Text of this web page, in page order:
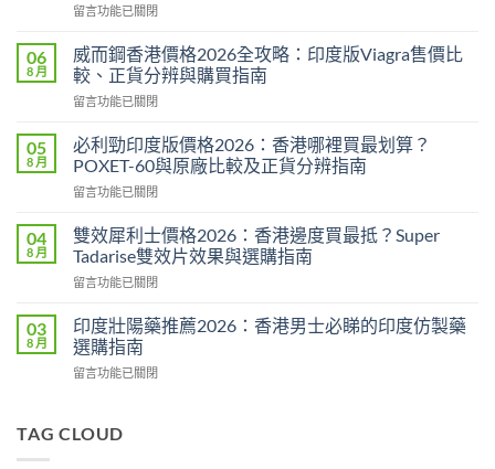
在
P-
Force
評
價
印
度
效
哥
效
副
用
與
香
指
留言功能已關閉
06
8 月
威而鋼香港價格2026全攻略：印度版Viagra售價比
較、正貨分辨與購買指南
在
而
鋼
香
港
格
2026
攻
印
度
Viagra
比
留言功能已關閉
05
8 月
必利勁印度版價格2026：香港哪裡買最划算？
POXET-60與原廠比較及正貨分辨指南
在
利
勁
印
度
價
格
2026：
香
裡
留言功能已關閉
04
8 月
雙效犀利士價格2026：香港邊度買最抵？Super
Tadarise雙效片效果與選購指南
在
效
犀
利
士
2026：
留言功能已關閉
03
8 月
印度壯陽藥推薦2026：香港男士必睇的印度仿製藥
選購指南
在
壯
留言功能已關閉
TAG CLOUD